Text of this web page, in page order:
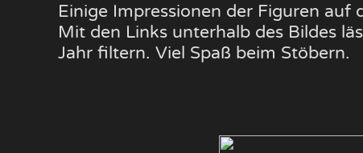
Einige Impressionen der Figuren auf
Mit den Links unterhalb des Bildes
Jahr filtern. Viel Spaß beim Stöbern.